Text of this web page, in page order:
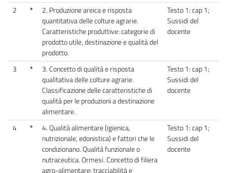
2 *
2. Produzione areica e risposta
quantitativa delle colture agrarie.
Caratteristiche produttive: categorie di
prodotto utile, destinazione e qualità del
prodotto.
Testo 1: cap 1;
Sussidi del
docente
3 *
3. Concetto di qualità e risposta
qualitativa delle colture agrarie.
Classificazione delle caratteristiche di
qualità per le produzioni a destinazione
alimentare.
Testo 1: cap 1;
Sussidi del
docente
4 *
4. Qualità alimentare (igienica,
nutrizionale, edonistica) e fattori che le
condizionano. Qualità funzionale o
nutraceutica. Ormesi. Concetto di filiera
agro-alimentare: tracciabilità e
Testo 1: cap 1;
Sussidi del
docente